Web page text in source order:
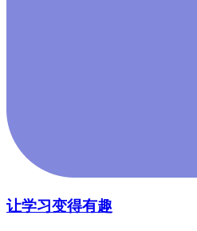
让学习变得有趣